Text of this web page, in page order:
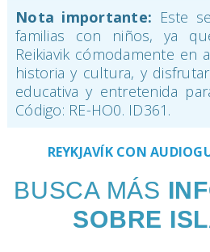
Nota importante: Este
familias con niños, ya
Reikiavik cómodamente en
historia y cultura, y
educativa y entretenida
Código: RE-HO0. ID361.
REYKJAVÍK CON
BUSCA MÁS
SOBRE